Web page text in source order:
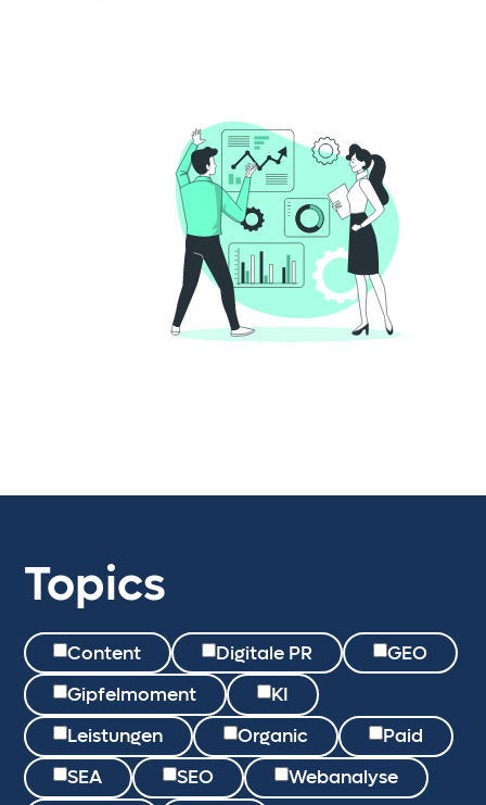
Topics
Content Digitale PR
GEO
Gipfelmoment
KI
Leistungen
Organic
Paid
SEA
SEO
Webanalyse